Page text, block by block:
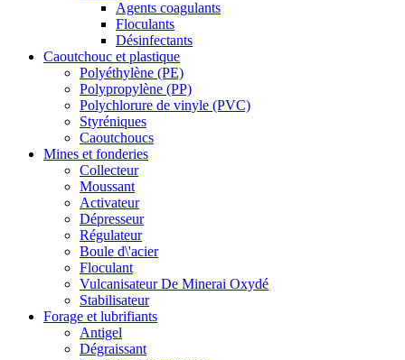
Agents coagulants
Floculants
Désinfectants
Caoutchouc et plastique
Polyéthylène (PE)
Polypropylène (PP)
Polychlorure de vinyle (PVC)
Styréniques
Caoutchoucs
Mines et fonderies
Collecteur
Moussant
Activateur
Dépresseur
Régulateur
Boule d\'acier
Floculant
Vulcanisateur De Minerai Oxydé
Stabilisateur
Forage et lubrifiants
Antigel
Dégraissant